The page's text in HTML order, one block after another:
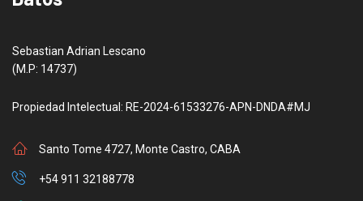
Sebastian Adrian Lescano
(M.P: 14737)
Propiedad Intelectual: RE-2024-61533276-APN-DNDA#MJ
Santo Tome 4727, Monte Castro, CABA
+54 911 32188778